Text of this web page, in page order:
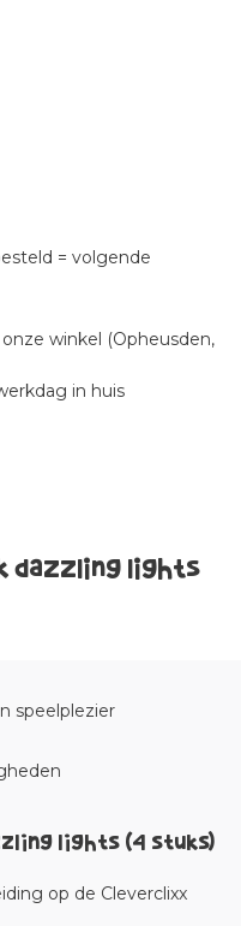
= volgende
winkel (Opheusden,
in huis
dazzling lights
speelplezier
lights (4 stuks)
op de Cleverclixx